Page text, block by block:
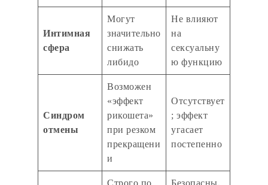
Интимная
сфера
Могут
значительно
снижать
либидо
Не влияют
на
сексуальну
ю функцию
Синдром
отмены
Возможен
«эффект
рикошета»
при резком
прекращени
и
Отсутствует
; эффект
угасает
постепенно
Строго по
Безопасны,